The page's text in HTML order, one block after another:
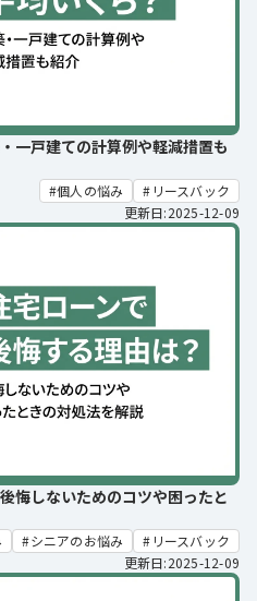
一戸建ての計算例や軽減措置も
個人の悩み
リースバック
更新日:2025-12-09
悔しないためのコツや困ったと
シニアのお悩み
リースバック
更新日:2025-12-09